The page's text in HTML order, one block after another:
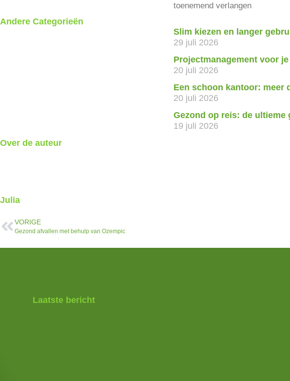
toenemend verlangen
Andere Categorieën
Slim kiezen en langer
29 juli 2026
Projectmanagement voor
20 juli 2026
Een schoon kantoor: meer
20 juli 2026
Gezond op reis: de
19 juli 2026
Over de auteur
Julia
VORIGE
Gezond afvallen met behulp van Ozempic
Laatste bericht